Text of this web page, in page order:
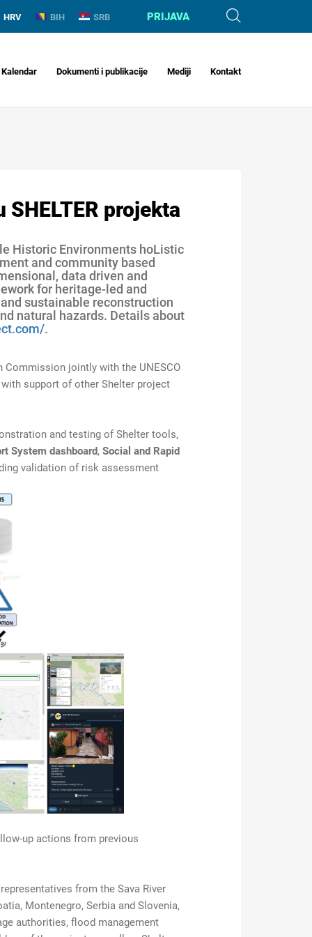
HRV BIH SRB PRIJAVA
Kalendar Dokumenti i publikacije Mediji Kontakt
projekta
Historic Environments hoListic
and community based
data driven and
for heritage-led and
sustainable reconstruction
natural hazards. Details about
.
Commission jointly with the UNESCO
support of other Shelter project
and testing of Shelter tools,
System dashboard, Social and Rapid
validation of risk assessment
up actions from previous
from the Sava River
Montenegro, Serbia and Slovenia,
authorities, flood management